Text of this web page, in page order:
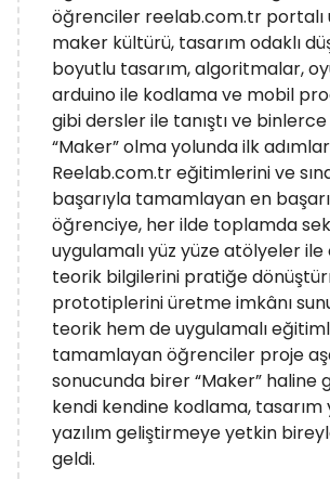
öğrenciler reelab.com.tr portalı
maker kültürü, tasarım odaklı
boyutlu tasarım, algoritmalar,
arduino ile kodlama ve mobil
gibi dersler ile tanıştı ve binlerce
“Maker” olma yolunda ilk
Reelab.com.tr eğitimlerini ve
başarıyla tamamlayan en
öğrenciye, her ilde toplamda
uygulamalı yüz yüze atölyeler
teorik bilgilerini pratiğe
prototiplerini üretme imkânı
teorik hem de uygulamalı
tamamlayan öğrenciler proje
sonucunda birer “Maker” haline
kendi kendine kodlama,
yazılım geliştirmeye yetkin
geldi.